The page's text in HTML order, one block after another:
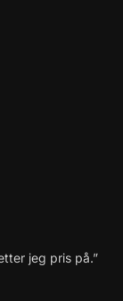
jeg pris på.”